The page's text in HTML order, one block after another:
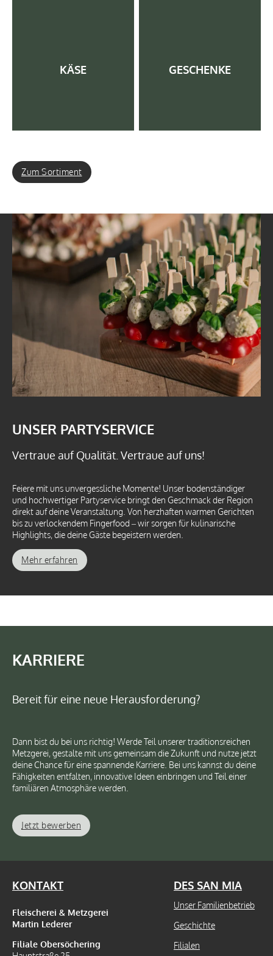
KÄSE GESCHENKE
Zum Sortiment
UNSER PARTYSERVICE
Vertraue auf Qualität. Vertraue auf uns!
Feiere mit uns unvergessliche Momente! Unser bodenständiger
und hochwertiger Partyservice bringt den Geschmack der Region
direkt auf deine Veranstaltung. Von herzhaften warmen Gerichten
bis zu verlockendem Fingerfood – wir sorgen für kulinarische
Highlights, die deine Gäste begeistern werden.
Mehr erfahren
KARRIERE
Bereit für eine neue Herausforderung?
Dann bist du bei uns richtig! Werde Teil unserer traditionsreichen
Metzgerei, gestalte mit uns gemeinsam die Zukunft und nutze jetzt
deine Chance für eine spannende Karriere. Bei uns kannst du deine
Fähigkeiten entfalten, innovative Ideen einbringen und Teil einer
familiären Atmosphäre werden.
Jetzt bewerben
KONTAKT
Fleischerei & Metzgerei
Martin Lederer
Filiale Obersöchering
DES SAN MIA
Unser Familienbetrieb
Geschichte
Filialen